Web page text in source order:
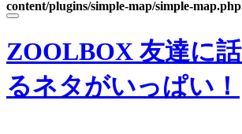
content/plugins/simple-map/simple-map.php
ZOOLBOX 友達に
るネタがいっぱい！